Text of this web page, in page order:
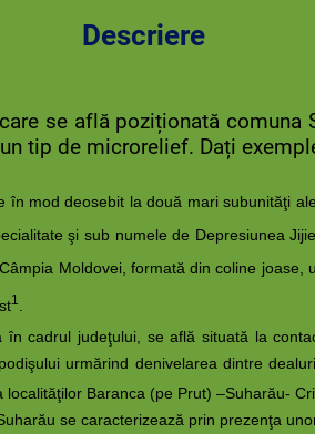
Descriere
se află poziționată
tip de microrelief. Dați
în mod deosebit la două mari subunităţi
şi sub numele de Depresiunea
Moldovei, formată din coline
1
judeţului, se află situată la
urmărind denivelarea dintre
Baranca (pe Prut) –Suharău-
se caracterizează prin prezenţa